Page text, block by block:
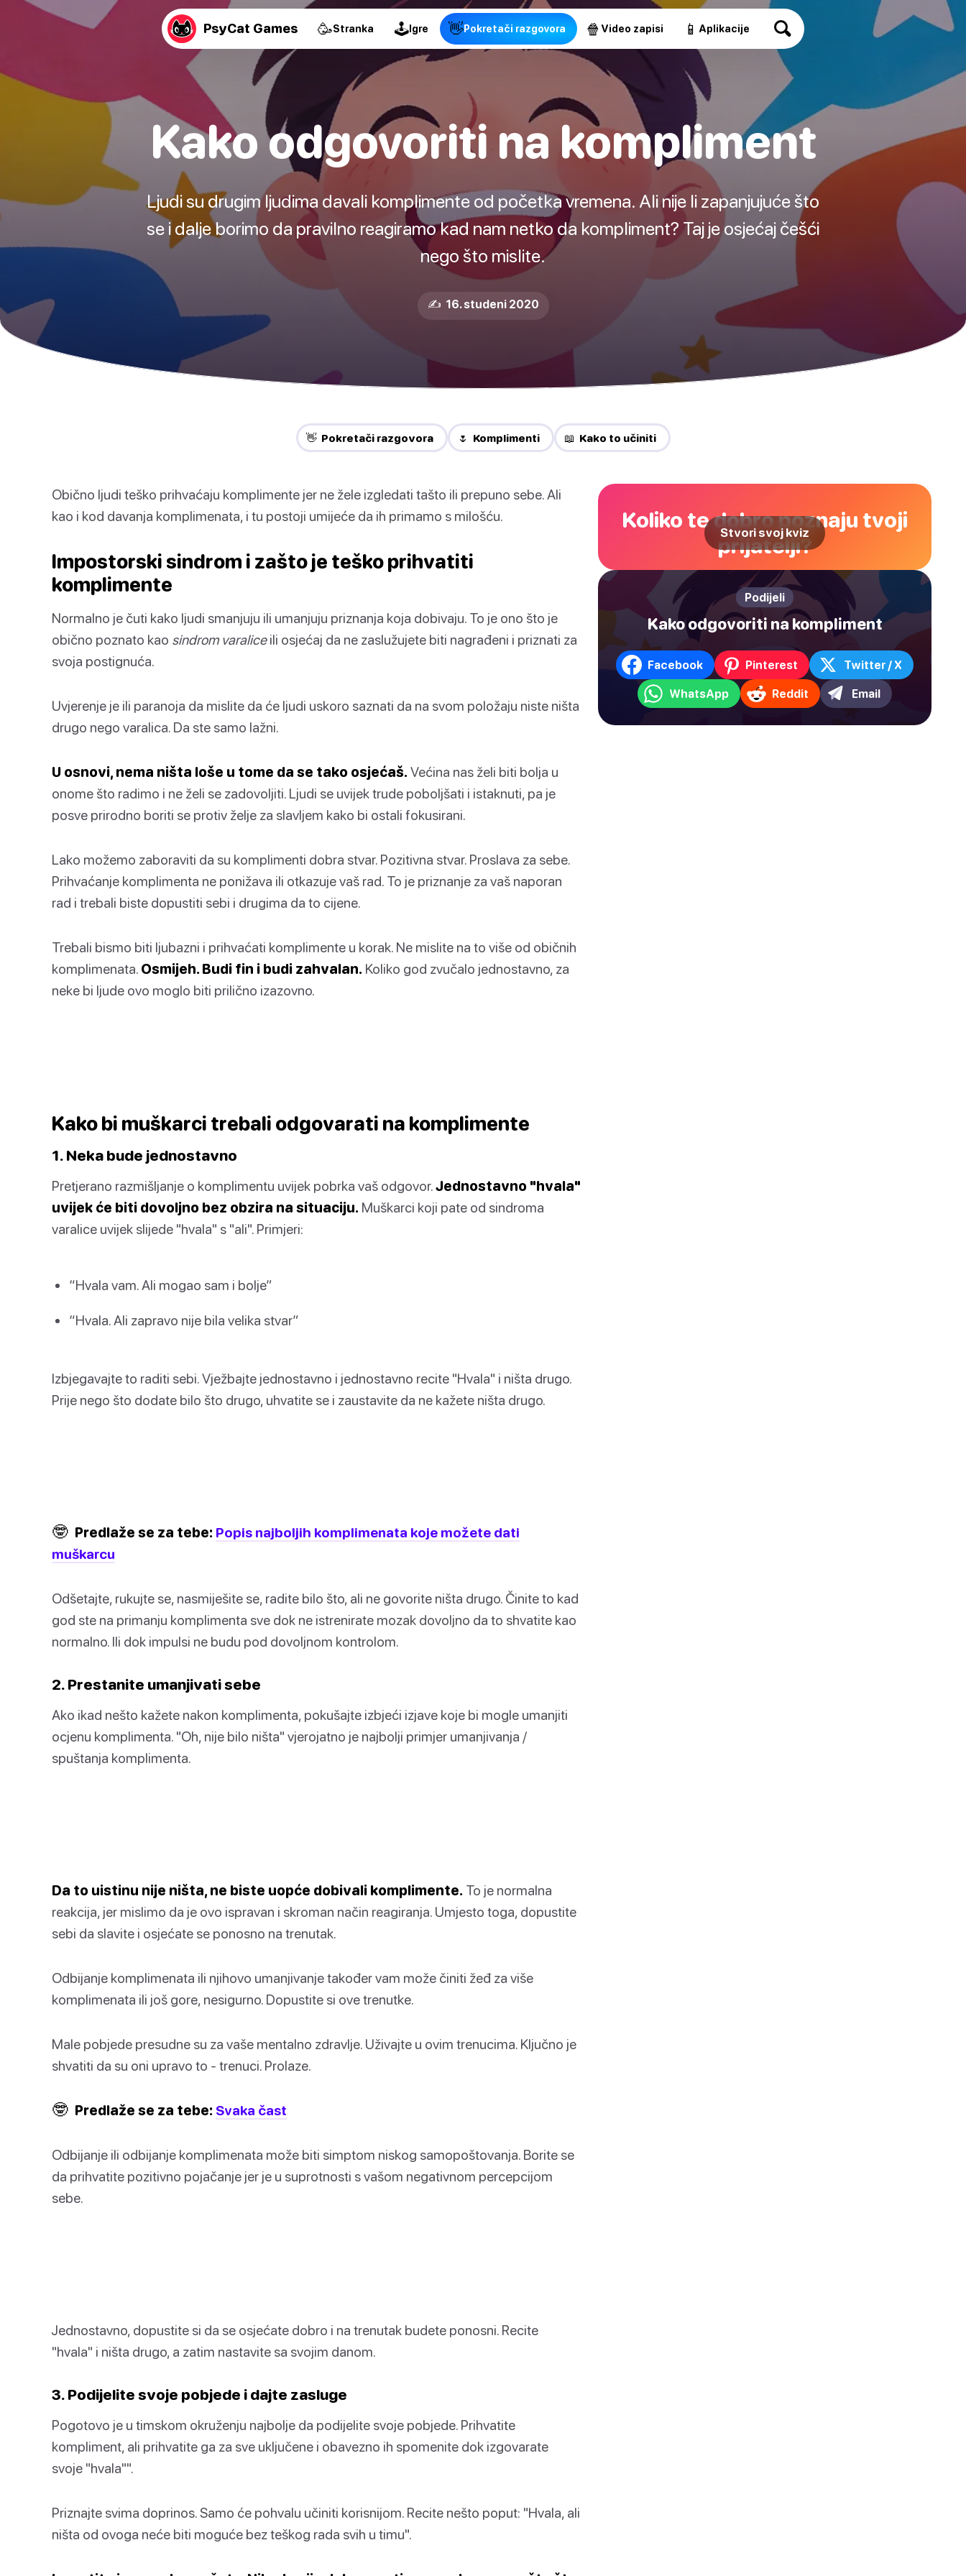
PsyCat Games 🥳Stranka 🕹Igre 👋Pokretači razgovora 🍿 Video zapisi 📱 Aplikacije
Kako odgovoriti na kompliment
Ljudi su drugim ljudima davali komplimente od početka vremena. Ali nije li zapanjujuće što
se i dalje borimo da pravilno reagiramo kad nam netko da kompliment? Taj je osjećaj češći
nego što mislite.
✍️ 16. studeni 2020
👋 Pokretači razgovora 🌷 Komplimenti 📖 Kako to učiniti
Obično ljudi teško prihvaćaju komplimente jer ne žele izgledati tašto ili prepuno sebe. Ali
kao i kod davanja komplimenata, i tu postoji umijeće da ih primamo s milošću.
Impostorski sindrom i zašto je teško prihvatiti
komplimente
Normalno je čuti kako ljudi smanjuju ili umanjuju priznanja koja dobivaju. To je ono što je
obično poznato kao sindrom varaliceili osjećaj da ne zaslužujete biti nagrađeni i priznati za
svoja postignuća.
Uvjerenje je ili paranoja da mislite da će ljudi uskoro saznati da na svom položaju niste ništa
drugo nego varalica. Da ste samo lažni.
U osnovi, nema ništa loše u tome da se tako osjećaš. Većina nas želi biti bolja u
onome što radimo i ne želi se zadovoljiti. Ljudi se uvijek trude poboljšati i istaknuti, pa je
posve prirodno boriti se protiv želje za slavljem kako bi ostali fokusirani.
Lako možemo zaboraviti da su komplimenti dobra stvar. Pozitivna stvar. Proslava za sebe.
Prihvaćanje komplimenta ne ponižava ili otkazuje vaš rad. To je priznanje za vaš naporan
rad i trebali biste dopustiti sebi i drugima da to cijene.
Trebali bismo biti ljubazni i prihvaćati komplimente u korak. Ne mislite na to više od običnih
komplimenata. Osmijeh. Budi fin i budi zahvalan. Koliko god zvučalo jednostavno, za
neke bi ljude ovo moglo biti prilično izazovno.
Kako bi muškarci trebali odgovarati na komplimente
1. Neka bude jednostavno
Pretjerano razmišljanje o komplimentu uvijek pobrka vaš odgovor.Jednostavno "hvala"
uvijek će biti dovoljno bez obzira na situaciju. Muškarci koji pate od sindroma
varalice uvijek slijede "hvala" s "ali". Primjeri:
“Hvala vam. Ali mogao sam i bolje”
“Hvala. Ali zapravo nije bila velika stvar”
Izbjegavajte to raditi sebi. Vježbajte jednostavno i jednostavno recite "Hvala" i ništa drugo.
Prije nego što dodate bilo što drugo, uhvatite se i zaustavite da ne kažete ništa drugo.
🤓 Predlaže se za tebe: Popis najboljih komplimenata koje možete dati
muškarcu
Odšetajte, rukujte se, nasmiješite se, radite bilo što, ali ne govorite ništa drugo. Činite to kad
god ste na primanju komplimenta sve dok ne istrenirate mozak dovoljno da to shvatite kao
normalno. Ili dok impulsi ne budu pod dovoljnom kontrolom.
2. Prestanite umanjivati sebe
Ako ikad nešto kažete nakon komplimenta, pokušajte izbjeći izjave koje bi mogle umanjiti
ocjenu komplimenta. "Oh, nije bilo ništa" vjerojatno je najbolji primjer umanjivanja /
spuštanja komplimenta.
Da to uistinu nije ništa, ne biste uopće dobivali komplimente. To je normalna
reakcija, jer mislimo da je ovo ispravan i skroman način reagiranja. Umjesto toga, dopustite
sebi da slavite i osjećate se ponosno na trenutak.
Odbijanje komplimenata ili njihovo umanjivanje također vam može činiti žeđ za više
komplimenata ili još gore, nesigurno. Dopustite si ove trenutke.
Male pobjede presudne su za vaše mentalno zdravlje. Uživajte u ovim trenucima. Ključno je
shvatiti da su oni upravo to - trenuci. Prolaze.
🤓 Predlaže se za tebe: Svaka čast
Odbijanje ili odbijanje komplimenata može biti simptom niskog samopoštovanja. Borite se
da prihvatite pozitivno pojačanje jer je u suprotnosti s vašom negativnom percepcijom
sebe.
Jednostavno, dopustite si da se osjećate dobro i na trenutak budete ponosni. Recite
"hvala" i ništa drugo, a zatim nastavite sa svojim danom.
3. Podijelite svoje pobjede i dajte zasluge
Pogotovo je u timskom okruženju najbolje da podijelite svoje pobjede. Prihvatite
kompliment, ali prihvatite ga za sve uključene i obavezno ih spomenite dok izgovarate
svoje "hvala"".
Priznajte svima doprinos. Samo će pohvalu učiniti korisnijom. Recite nešto poput: "Hvala, ali
ništa od ovoga neće biti moguće bez teškog rada svih u timu".
Koliko te dobro poznaju tvoji
prijatelji?
Stvori svoj kviz
Podijeli
Kako odgovoriti na kompliment
Facebook Pinterest Twitter / X
WhatsApp Reddit Email